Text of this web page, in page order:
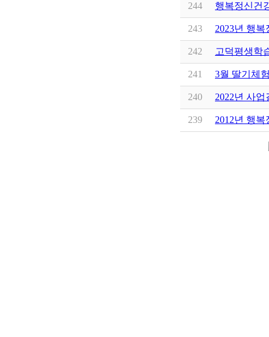
244 행복정신건
243 2023년 행
242 고덕평생학
241 3월 딸기체
240 2022년 사
239 2012년 행